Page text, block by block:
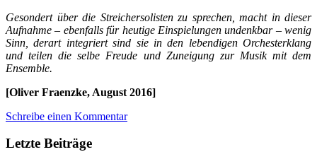
Gesondert über die Streichersolisten zu sprechen, macht in dieser
Aufnahme – ebenfalls für heutige Einspielungen undenkbar – wenig
Sinn, derart integriert sind sie in den lebendigen Orchesterklang
und teilen die selbe Freude und Zuneigung zur Musik mit dem
Ensemble.
[Oliver Fraenzke, August 2016]
Schreibe einen Kommentar
Letzte Beiträge